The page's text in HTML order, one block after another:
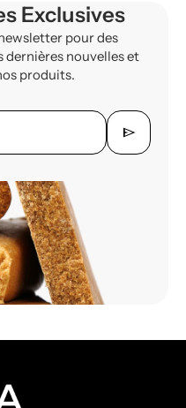
Exclusives
pour des
dernières nouvelles et
produits.
send